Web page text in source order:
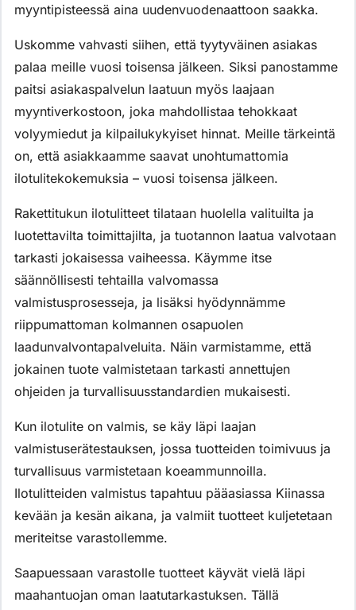
myyntipisteessä aina uudenvuodenaattoon saakka.
Uskomme vahvasti siihen, että tyytyväinen asiakas
palaa meille vuosi toisensa jälkeen. Siksi panostamme
paitsi asiakaspalvelun laatuun myös laajaan
myyntiverkostoon, joka mahdollistaa tehokkaat
volyymiedut ja kilpailukykyiset hinnat. Meille tärkeintä
on, että asiakkaamme saavat unohtumattomia
ilotulitekokemuksia – vuosi toisensa jälkeen.
Rakettitukun ilotulitteet tilataan huolella valituilta ja
luotettavilta toimittajilta, ja tuotannon laatua valvotaan
tarkasti jokaisessa vaiheessa. Käymme itse
säännöllisesti tehtailla valvomassa
valmistusprosesseja, ja lisäksi hyödynnämme
riippumattoman kolmannen osapuolen
laadunvalvontapalveluita. Näin varmistamme, että
jokainen tuote valmistetaan tarkasti annettujen
ohjeiden ja turvallisuusstandardien mukaisesti.
Kun ilotulite on valmis, se käy läpi laajan
valmistuserätestauksen, jossa tuotteiden toimivuus ja
turvallisuus varmistetaan koeammunnoilla.
Ilotulitteiden valmistus tapahtuu pääasiassa Kiinassa
kevään ja kesän aikana, ja valmiit tuotteet kuljetetaan
meriteitse varastollemme.
Saapuessaan varastolle tuotteet käyvät vielä läpi
maahantuojan oman laatutarkastuksen. Tällä